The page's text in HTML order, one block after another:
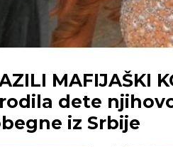
MAFIJAŠKI
dete
iz Srbije